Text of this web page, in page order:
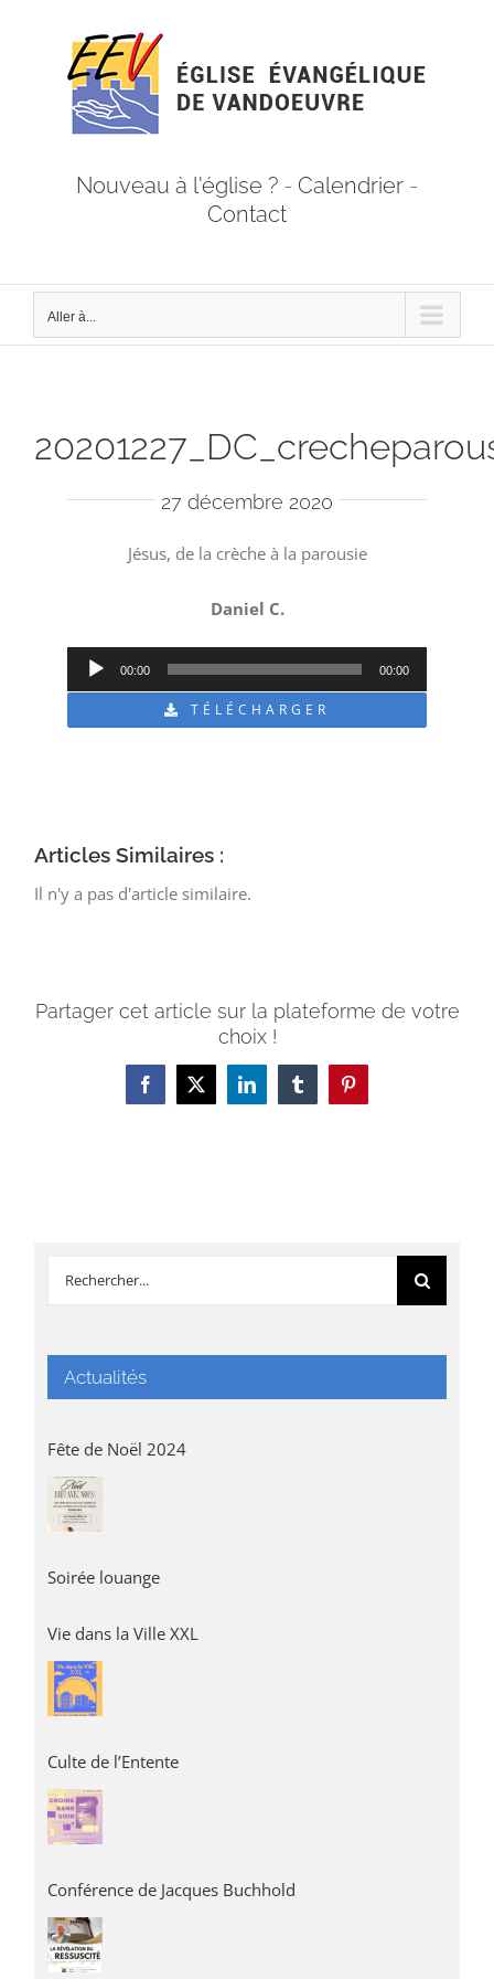
Nouveau à l'église ? - Calendrier -
Contact
Aller à...
27 décembre 2020
Jésus, de la crèche à la parousie
Daniel C.
Lecteur
audio
00:00 00:00
TÉLÉCHARGER
Articles Similaires :
Il n'y a pas d'article similaire.
Partager cet article sur la plateforme de votre
choix !
Facebook
X LinkedInTumblrPinterest
Rechercher:
Actualités
Fête de Noël 2024
Soirée louange
Vie dans la Ville XXL
Culte de l’Entente
Conférence de Jacques Buchhold